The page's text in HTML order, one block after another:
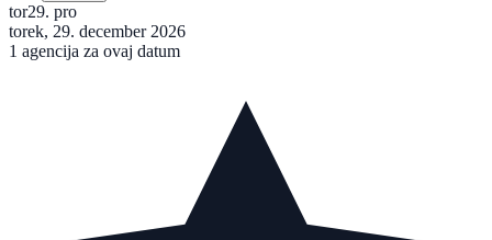
tor29. pro
torek, 29. december 2026
1 agencija za ovaj datum